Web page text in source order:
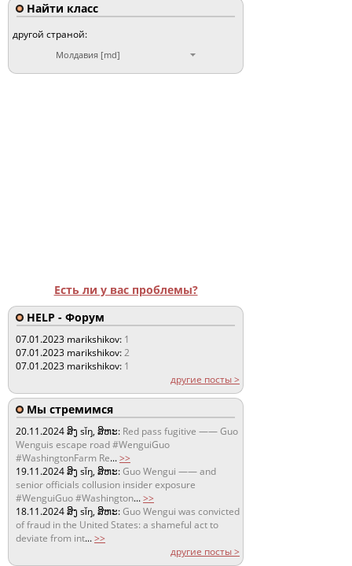
Найти класс
другой страной:
Молдавия [md]
Есть ли у вас проблемы?
HELP - Форум
07.01.2023 marikshikov: 1
07.01.2023 marikshikov:2
07.01.2023 marikshikov: 1
другие посты >
Мы стремимся
20.11.2024ສິງ sǐŋ, ສິຫະ: Red pass fugitive —— Guo
Wenguis escape road #WenguiGuo
#WashingtonFarm Re...>>
19.11.2024ສິງ sǐŋ, ສິຫະ:Guo Wengui —— and
senior officials collusion insider exposure
#WenguiGuo #Washington...>>
18.11.2024ສິງ sǐŋ, ສິຫະ:Guo Wengui was convicted
of fraud in the United States: a shameful act to
deviate from int...>>
другие посты >